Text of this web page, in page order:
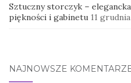
Sztuczny storczyk –
piękności i gabinetu 11
NAJNOWSZE